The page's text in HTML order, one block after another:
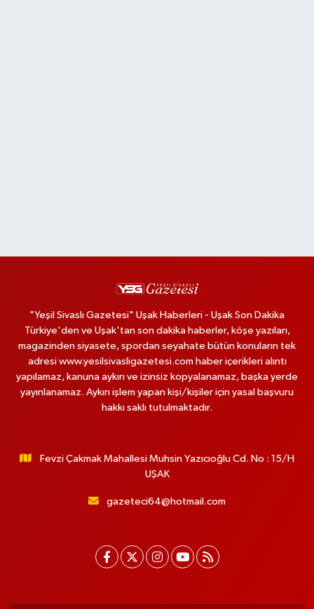
"Yeşil Sivaslı Gazetesi" Uşak Haberleri - Uşak Son Dakika
Türkiye'den ve Uşak'tan son dakika haberler, köşe yazıları,
magazinden siyasete, spordan seyahate bütün konuların tek
adresi www.yesilsivasligazetesi.com haber içerikleri alıntı
yapılamaz, kanuna aykırı ve izinsiz kopyalanamaz, başka yerde
yayınlanamaz. Aykırı işlem yapan kişi/kişiler için yasal başvuru
hakkı saklı tutulmaktadır.
Fevzi Çakmak Mahallesi Muhsin Yazıcıoğlu Cd. No : 15/H
UŞAK
gazeteci64@hotmail.com